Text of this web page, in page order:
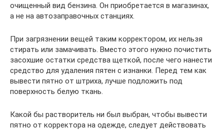
очищенный вид бензина. Он приобретается в магазинах,
а не на автозаправочных станциях.
При загрязнении вещей таким корректором, их нельзя
стирать или замачивать. Вместо этого нужно почистить
засохшие остатки средства щеткой, после чего нанести
средство для удаления пятен с изнанки. Перед тем как
вывести пятно от штриха, лучше подложить под
поверхность белую ткань.
Какой бы растворитель ни был выбран, чтобы вывести
пятно от корректора на одежде, следует действовать